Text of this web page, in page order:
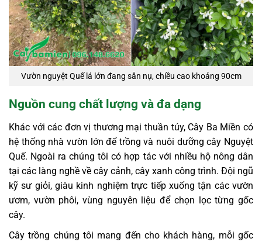
Vườn nguyệt Quế lá lớn đang sẵn nụ, chiều cao khoảng 90cm
Nguồn cung chất lượng và đa dạng
Khác với các đơn vị thương mại thuần túy, Cây Ba Miền có
hệ thống nhà vườn lớn để trồng và nuôi dưỡng cây Nguyệt
Quế. Ngoài ra chúng tôi có hợp tác với nhiều hộ nông dân
tại các làng nghề về cây cảnh, cây xanh công trình. Đội ngũ
kỹ sư giỏi, giàu kinh nghiệm trực tiếp xuống tận các vườn
ươm, vườn phôi, vùng nguyên liệu để chọn lọc từng gốc
cây.
Cây trồng chúng tôi mang đến cho khách hàng, mỗi gốc